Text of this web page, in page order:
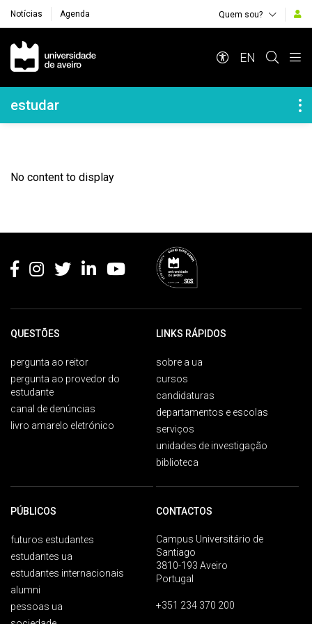
Notícias Agenda Quem sou?
Navegação Principal
EN
Navegação Lateral
estudar
No content to display
QUESTÕES
pergunta ao reitor
pergunta ao provedor do
estudante
canal de denúncias
livro amarelo eletrónico
LINKS RÁPIDOS
sobre a ua
cursos
candidaturas
departamentos e escolas
serviços
unidades de investigação
biblioteca
PÚBLICOS
futuros estudantes
estudantes ua
estudantes internacionais
alumni
pessoas ua
CONTACTOS
Campus Universitário de
Santiago
3810-193 Aveiro
Portugal
+351 234 370 200